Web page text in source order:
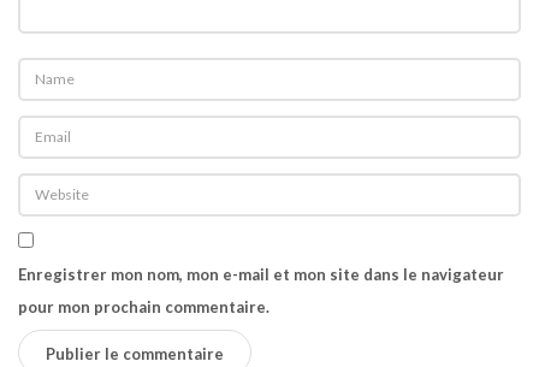
Enregistrer mon nom, mon e-mail et mon site dans le navigateur
pour mon prochain commentaire.